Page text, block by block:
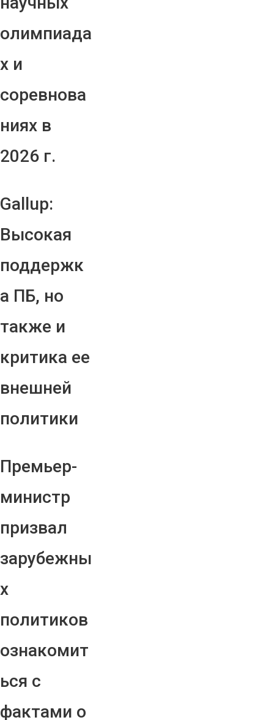
олимпиада
х и
соревнова
ниях в
2026 г.
Gallup:
Высокая
поддержк
а ПБ, но
также и
критика ее
внешней
политики
Премьер-
министр
призвал
зарубежны
х
политиков
ознакомит
ься с
фактами о